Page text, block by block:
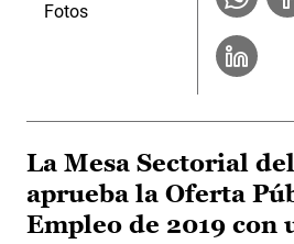
Fotos
La Mesa Sectorial
aprueba la Oferta
Empleo de 2019 con